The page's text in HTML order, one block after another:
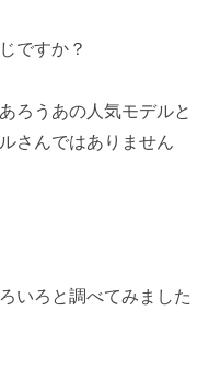
ですか？
ろうあの人気モデルと
さんではありません
いろと調べてみました